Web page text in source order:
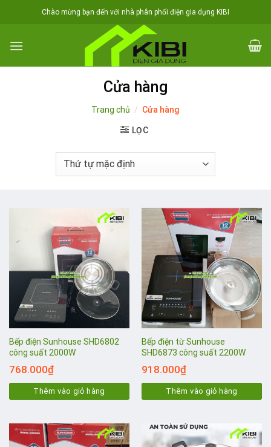
Chào mừng bạn đến với nhà phân phối điện gia dụng KIBI
Cửa hàng
Trang chủ / Cửa hàng
LỌC
Bếp điện Sunhouse SHD6802
công suất 2000W
768.000₫
Thêm vào giỏ hàng
Bếp điện từ Sunhouse
SHD6873 công suất 2200W
918.000₫
Thêm vào giỏ hàng